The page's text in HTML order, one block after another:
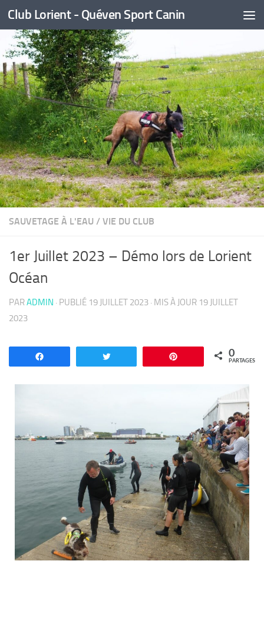
Skip to content
Club Lorient - Quéven Sport Canin
SAUVETAGE À L'EAU / VIE DU CLUB
1er Juillet 2023 – Démo lors de Lorient
Océan
PARADMIN · PUBLIÉ 19 JUILLET 2023 · MIS À JOUR 19 JUILLET
2023
Enregistrer 0
PARTAGES